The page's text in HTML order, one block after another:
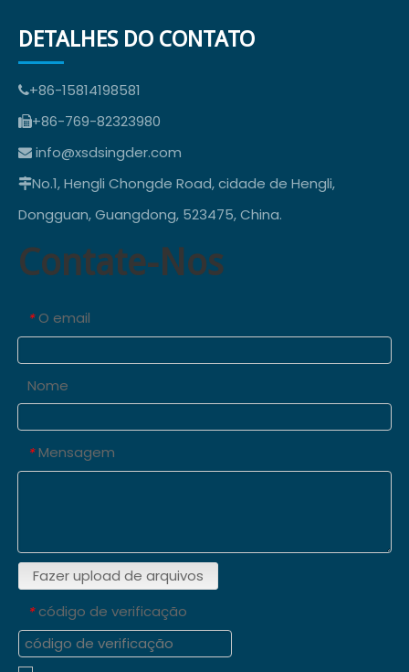
DETALHES DO CONTATO
+86-15814198581
+86-769-82323980
 info@xsdsingder.com
No.1, Hengli Chongde Road, cidade de Hengli,
Dongguan, Guangdong, 523475, China.
Contate-Nos
* O email
Nome
* Mensagem
Fazer upload de arquivos
* código de verificação